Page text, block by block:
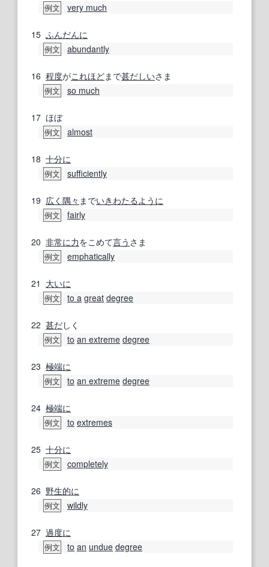
例文 very much
15 ふんだんに
例文 abundantly
16 程度がこれほどまで甚だしいさま
例文 so much
17 ほぼ
例文 almost
18 十分に
例文 sufficiently
19 広く 隅々 までいきわたるように
例文 fairly
20 非常に力をこめて言う さま
例文 emphatically
21 大いに
例文 to a great degree
22 甚だしく
例文 to an extreme degree
23 極端に
例文 to an extreme degree
24 極端に
例文 to extremes
25 十分に
例文 completely
26 野生的に
例文 wildly
27 過度に
例文 to an undue degree